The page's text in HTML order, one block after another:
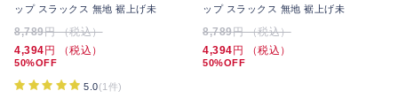
ップ スラックス 無地 裾上げ未
8,789円 （税込）
4,394 円 （税込）
50%OFF
5.0(1件)
ップ スラックス 無地 裾上げ未
8,789円 （税込）
4,394 円 （税込）
50%OFF